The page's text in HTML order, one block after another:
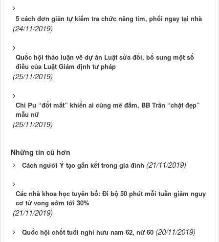
5 cách đơn giản tự kiểm tra chức năng tim, phổi ngay tại nhà
(24/11/2019)
Quốc hội thảo luận về dự án Luật sửa đổi, bổ sung một số
điều của Luật Giám định tư pháp
(25/11/2019)
Chi Pu “đốt mắt” khiến ai cũng mê đắm, BB Trần “chặt đẹp”
mẫu nữ
(25/11/2019)
Những tin cũ hơn
Cách người Ý tạo gắn kết trong gia đình (21/11/2019)
Các nhà khoa học tuyên bố: Đi bộ 50 phút mỗi tuần giảm nguy
cơ tử vong sớm tới 30%
(21/11/2019)
Quốc hội chốt tuổi nghỉ hưu nam 62, nữ 60 (20/11/2019)